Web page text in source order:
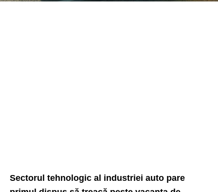
Sectorul tehnologic al industriei auto pare